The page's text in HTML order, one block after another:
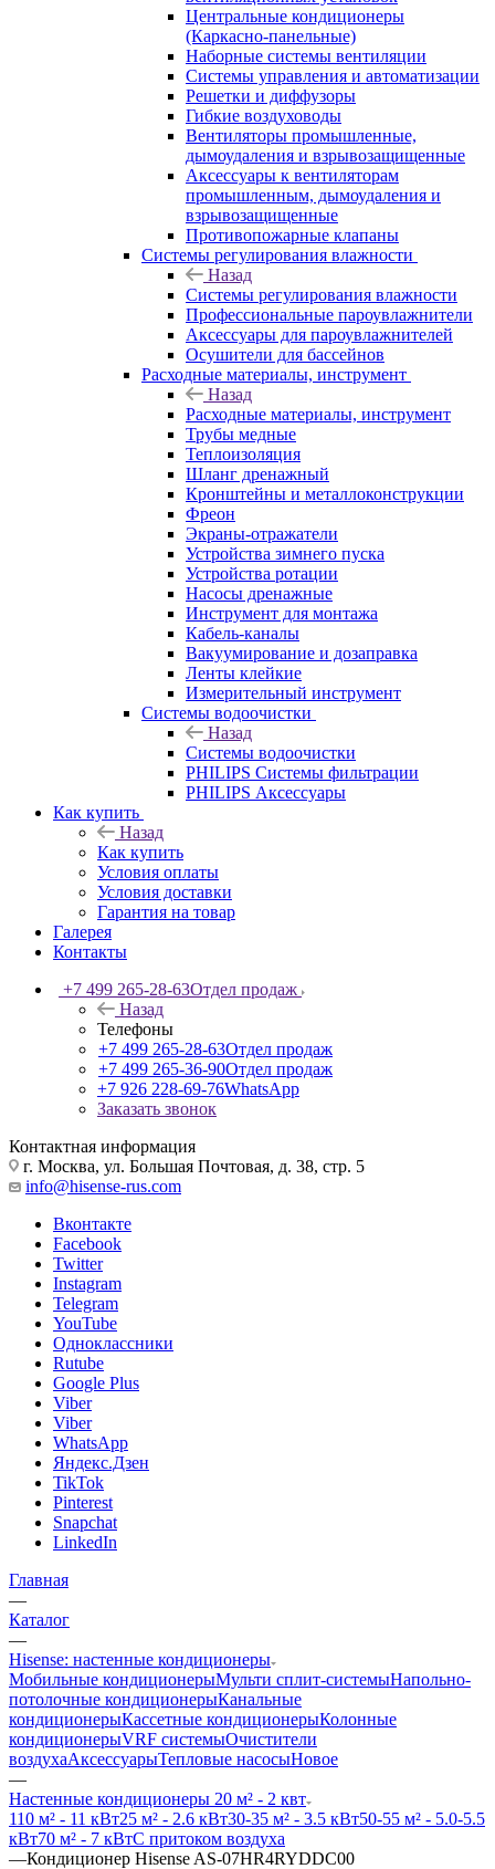
Центральные кондиционеры
(Каркасно-панельные)
Наборные системы вентиляции
Системы управления и автоматизации
Решетки и диффузоры
Гибкие воздуховоды
Вентиляторы промышленные,
дымоудаления и взрывозащищенные
Аксессуары к вентиляторам
промышленным, дымоудаления и
взрывозащищенные
Противопожарные клапаны
Системы регулирования влажности
Назад
Системы регулирования влажности
Профессиональные пароувлажнители
Аксессуары для пароувлажнителей
Осушители для бассейнов
Расходные материалы, инструмент
Назад
Расходные материалы, инструмент
Трубы медные
Теплоизоляция
Шланг дренажный
Кронштейны и металлоконструкции
Фреон
Экраны-отражатели
Устройства зимнего пуска
Устройства ротации
Насосы дренажные
Инструмент для монтажа
Кабель-каналы
Вакуумирование и дозаправка
Ленты клейкие
Измерительный инструмент
Системы водоочистки
Назад
Системы водоочистки
PHILIPS Системы фильтрации
PHILIPS Аксессуары
Как купить
Назад
Как купить
Условия оплаты
Условия доставки
Гарантия на товар
Галерея
Контакты
+7 499 265-28-63Отдел продаж
Назад
Телефоны
+7 499 265-28-63Отдел продаж
+7 499 265-36-90Отдел продаж
+7 926 228-69-76WhatsApp
Заказать звонок
Контактная информация
г. Москва, ул. Большая Почтовая, д. 38, стр. 5
info@hisense-rus.com
Вконтакте
Facebook
Twitter
Instagram
Telegram
YouTube
Одноклассники
Rutube
Google Plus
Viber
Viber
WhatsApp
Яндекс.Дзен
TikTok
Pinterest
Snapchat
LinkedIn
Главная
—
Каталог
—
Hisense: настенные кондиционеры
Мобильные кондиционерыМульти сплит-системыНапольно-
потолочные кондиционерыКанальные
кондиционерыКассетные кондиционерыКолонные
кондиционерыVRF системыОчистители
воздухаАксессуарыТепловые насосыНовое
—
Настенные кондиционеры 20 м² - 2 квт
110 м² - 11 кВт25 м² - 2.6 кВт30-35 м² - 3.5 кВт50-55 м² - 5.0-5.5
кВт70 м² - 7 кВтС притоком воздуха
—Кондиционер Hisense AS-07HR4RYDDC00